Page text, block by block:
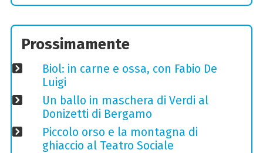
Prossimamente
Biol: in carne e ossa, con Fabio De
Luigi
Un ballo in maschera di Verdi al
Donizetti di Bergamo
Piccolo orso e la montagna di
ghiaccio al Teatro Sociale